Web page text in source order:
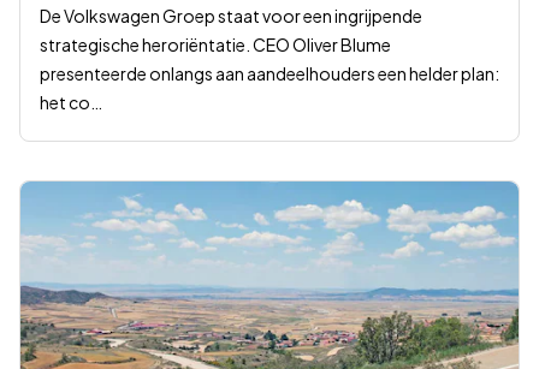
De Volkswagen Groep staat voor een ingrijpende
strategische heroriëntatie. CEO Oliver Blume
presenteerde onlangs aan aandeelhouders een helder plan:
het co